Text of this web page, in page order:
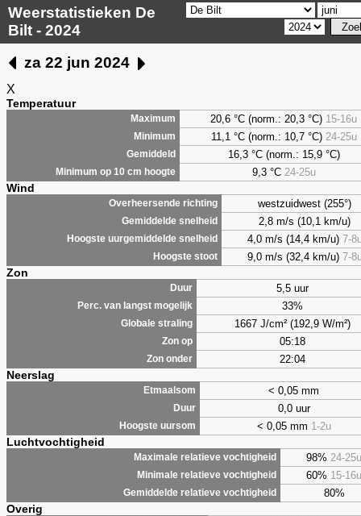
Weerstatistieken De
Bilt - 2024
za 22 jun 2024
X
Temperatuur
Maximum 20,6 °C (norm.: 20,3 °C) 15-16u
Minimum 11,1 °C (norm.: 10,7 °C) 24-25u
Gemiddeld 16,3 °C (norm.: 15,9 °C)
Minimum op 10 cm hoogte 9,3°C 24-25u
Wind
Overheersende richting westzuidwest (255°)
Gemiddelde snelheid 2,8 m/s (10,1 km/u)
Hoogste uurgemiddelde snelheid 4,0 m/s (14,4 km/u) 7-
Hoogste stoot 9,0 m/s (32,4 km/u) 7-
Zon
Duur 5,5 uur
Perc. van langst mogelijk 33%
Globale straling 1667 J/cm² (192,9 W/m²)
Zon op 05:18
Zon onder 22:04
Neerslag
Etmaalsom < 0,05 mm
Duur 0,0 uur
Hoogste uursom < 0,05 mm 1-2u
Luchtvochtigheid
Maximale relatieve vochtigheid 98% 24-25u
Minimale relatieve vochtigheid 60% 15-16u
Gemiddelde relatieve vochtigheid 80%
Overig